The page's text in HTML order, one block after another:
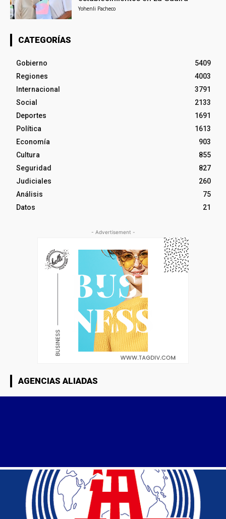
Yohenli Pacheco
CATEGORÍAS
Gobierno
5409
Regiones
4003
Internacional
3791
Social
2133
Deportes
1691
Política
1613
Economía
903
Cultura
855
Seguridad
827
Judiciales
260
Análisis
75
Datos
21
- Advertisement -
AGENCIAS ALIADAS